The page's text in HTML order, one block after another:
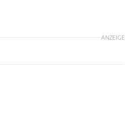
ANZEIGE